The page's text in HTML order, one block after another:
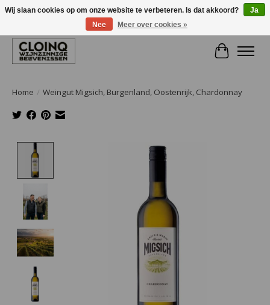
Large selection of products and fast shipping!
Home / Weingut Migsich, Burgenland, Oostenrijk, Chardonnay
Product image slideshow Items
Wij slaan cookies op om onze website te verbeteren. Is dat akkoord?
Ja
Nee
Meer over cookies »